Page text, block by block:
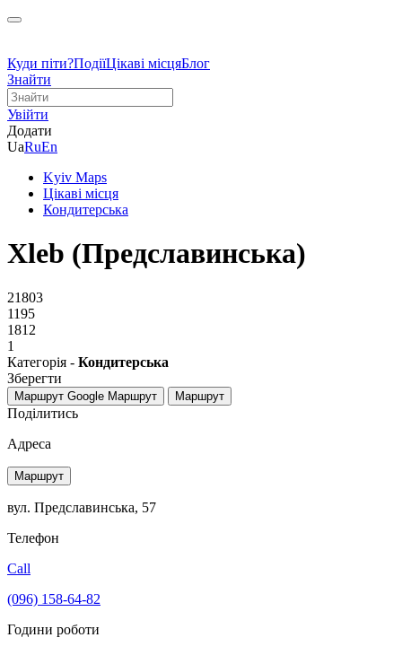
Куди піти?ПодіїЦікаві місцяБлог
Знайти
Увійти
Додати
UaRuEn
Kyiv Maps
Цікаві місця
Кондитерська
Xleb (Предславинська)
21803
1195
1812
1
Категорія - Кондитерська
Зберегти
Маршрут Google Маршрут Маршрут
Поділитись
Адреса
Маршрут
вул. Предславинська, 57
Телефон
Call
(096) 158-64-82
Години роботи